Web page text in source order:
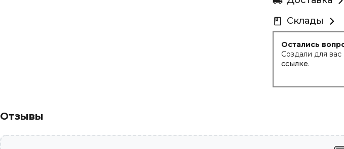
Склады
Остались
Создали для
ссылке.
Отзывы